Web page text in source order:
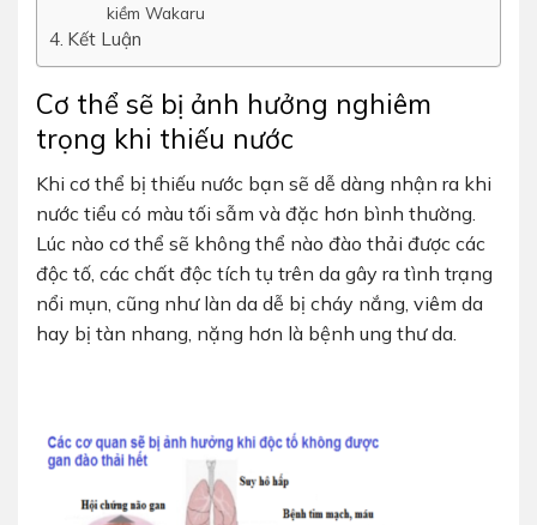
kiềm Wakaru
Kết Luận
Cơ thể sẽ bị ảnh hưởng nghiêm
trọng khi thiếu nước
Khi cơ thể bị thiếu nước bạn sẽ dễ dàng nhận ra khi
nước tiểu có màu tối sẫm và đặc hơn bình thường.
Lúc nào cơ thể sẽ không thể nào đào thải được các
độc tố, các chất độc tích tụ trên da gây ra tình trạng
nổi mụn, cũng như làn da dễ bị cháy nắng, viêm da
hay bị tàn nhang, nặng hơn là bệnh ung thư da.